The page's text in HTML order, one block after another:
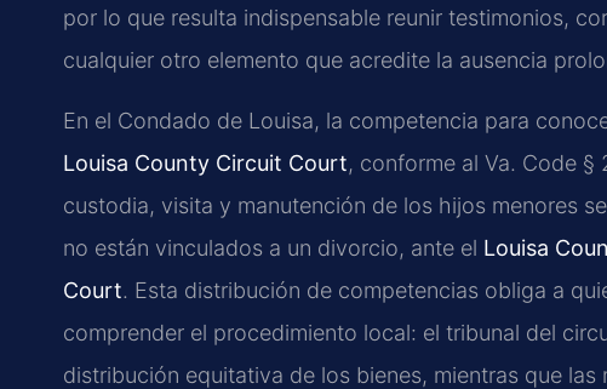
por lo que resulta indispensable reunir testimonios,
cualquier otro elemento que acredite la ausencia
En el Condado de Louisa, la competencia para
Louisa County Circuit Court, conforme al Va. Code
custodia, visita y manutención de los hijos menores
no están vinculados a un divorcio, ante el Louisa
Court. Esta distribución de competencias obliga a
comprender el procedimiento local: el tribunal del
distribución equitativa de los bienes, mientras que